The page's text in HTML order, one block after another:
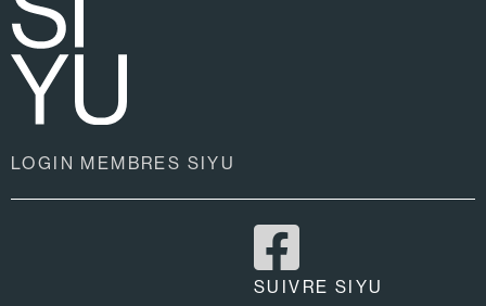
LOGIN MEMBRES SIYU
SUIVRE SIYU